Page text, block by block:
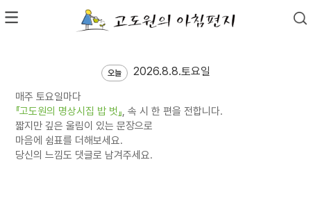
오늘 2026.8.8.토요일
매주 토요일마다
『고도원의 명상시집 밥 벗』, 속 시 한 편을 전합니다.
짧지만 깊은 울림이 있는 문장으로
마음에 쉼표를 더해보세요.
당신의 느낌도 댓글로 남겨주세요.